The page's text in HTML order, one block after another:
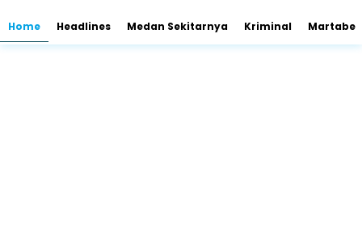
Home Headlines Medan Sekitarnya Kriminal Martabe